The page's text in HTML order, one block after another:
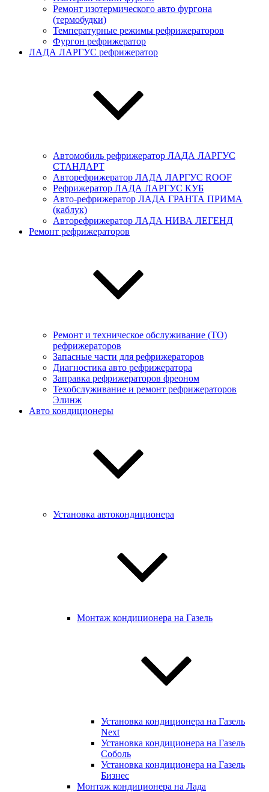
Ремонт изотермического авто фургона
(термобудки)
Температурные режимы рефрижераторов
Фургон рефрижератор
ЛАДА ЛАРГУС рефрижератор
Автомобиль рефрижератор ЛАДА ЛАРГУC
СТАНДАРТ
Авторефрижератор ЛАДА ЛАРГУC ROOF
Рефрижератор ЛАДА ЛАРГУС КУБ
Авто-рефрижератор ЛАДА ГРАНТА ПРИМА
(каблук)
Авторефрижератор ЛАДА НИВА ЛЕГЕНД
Ремонт рефрижераторов
Ремонт и техническое обслуживание (ТО)
рефрижераторов
Запасные части для рефрижераторов
Диагностика авто рефрижератора
Заправка рефрижераторов фреоном
Техобслуживание и ремонт рефрижераторов
Элинж
Авто кондиционеры
Установка автокондиционера
Монтаж кондиционера на Газель
Установка кондиционера на Газель
Next
Установка кондиционера на Газель
Соболь
Установка кондиционера на Газель
Бизнес
Монтаж кондиционера на Лада